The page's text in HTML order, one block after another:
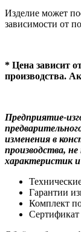
Изделие может
зависимости от
* Цена зависит
производства.
Предприятие-
изменения в
производства,
характеристик и
Гарантии
Комплект
Сертификат